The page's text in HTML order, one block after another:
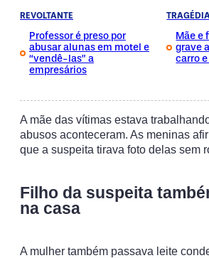
REVOLTANTE
Professor é preso por
abusar alunas em motel e
“vendê-las” a
empresários
TRAGÉDIA
Mãe e
grave
carro
A mãe das vítimas estava
abusos aconteceram. As meninas
que a suspeita tirava foto delas sem
Filho da suspeita
na casa
A mulher também passava leite